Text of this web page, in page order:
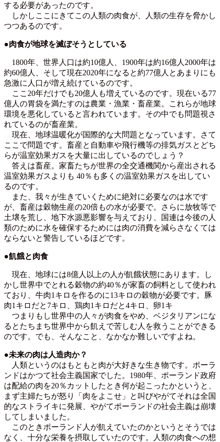
する必要があったのです。
しかしここにきてこの人類の肉食が、人類の生存を脅かし
つつあるのです。
●肉食が地球を滅ぼそうとしている
1800年、世界人口は約10億人、1900年は約16億人2000年は
約60億人、そして現在2020年になると約77億人とあまりにも
急激に人口が増え続けているのです。
ここ20年だけでも20億人も増えているのです。現在いる77
億人の胃袋を満たすのは農業・漁業・畜産業。これらが地球
環境を悪化していると言われています。その中でも問題視さ
れているのが畜産業。
現在、地球温暖化が国際的な大問題となっています。さて
ここで問題です。畜産と自動車や飛行機等の排気ガスとどち
らが温室効果ガスを大量に出しているのでしょう？
答えは畜産。家畜たちが世界の全交通機関から産出される
温室効果ガスよりも 40％も多くの温室効果ガスを出してい
るのです。
また、我々が生きていくために絶対に必要なのは水です
が、畜産は穀物生産の20倍もの水が必要で。さらに放牧等で
土壌を荒し、地下水源悪影響を与えており、国連は今後の人
類のために水を確保するためには肉の消費を減らさなくては
ならないと警告しているほどです。
●飢餓と肉食
現在、地球には8億人以上の人が飢餓状態にあります。し
かし世界中でとれる穀物の約40％が家畜の飼料として使われ
ており、牛肉1キロを作るのに13キロの穀物が必要です。豚
肉1キロだと7キロ、鶏肉1キロだと4キロ、卵1キ
つまりもし世界中の人々が肉食をやめ、ベジタリアンにな
るとたちまち世界中から飢えで苦しむ人を救うことができる
のです。でも、そんなこと、なかなか難しいですよね。
●未来の肉は人造肉か？
人類というのはもともと肉が大好きな生き物です。ポーラ
ンドはかつて社会主義国家でした。1980年、ポーランド政府
は配給の肉を20％カットしたとき何が起こったかというと、
まず主婦たちが怒り「肉をよこせ」と叫びやがてそれは全国
的なストライキに発展、やがてポーランドの社会主義は崩壊
してしまいました。
このときポーランド人が飢えていたのかというとそうでは
なく、十分な栄養を摂取していたのです。人類の肉食への想